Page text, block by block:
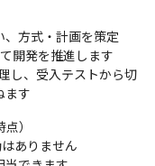
、方式・計画を策定
開発を推進します
し、受入テストから切
ます
）
ありません